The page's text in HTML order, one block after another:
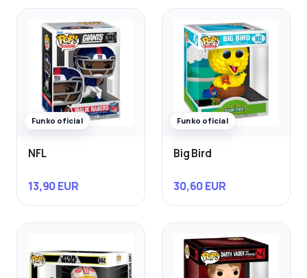
Funko oficial
NFL
13,90 EUR
Funko oficial
Big Bird
30,60 EUR